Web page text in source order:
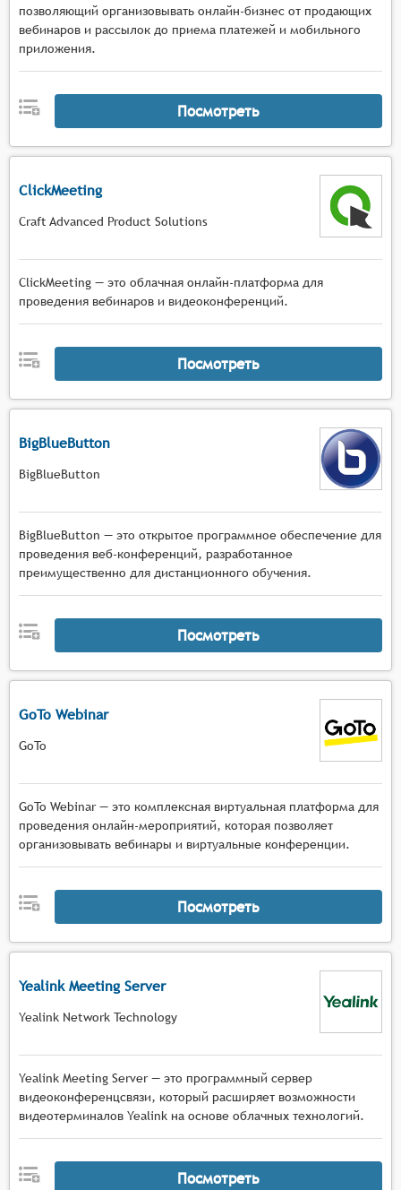
позволяющий организовывать онлайн-бизнес от продающих
вебинаров и рассылок до приема платежей и мобильного
приложения.
Посмотреть
ClickMeeting
Craft Advanced Product Solutions
ClickMeeting — это облачная онлайн-платформа для
проведения вебинаров и видеоконференций.
Посмотреть
BigBlueButton
BigBlueButton
BigBlueButton — это открытое программное обеспечение для
проведения веб-конференций, разработанное
преимущественно для дистанционного обучения.
Посмотреть
GoTo Webinar
GoTo
GoTo Webinar — это комплексная виртуальная платформа для
проведения онлайн-мероприятий, которая позволяет
организовывать вебинары и виртуальные конференции.
Посмотреть
Yealink Meeting Server
Yealink Network Technology
Yealink Meeting Server — это программный сервер
видеоконференцсвязи, который расширяет возможности
видеотерминалов Yealink на основе облачных технологий.
Посмотреть